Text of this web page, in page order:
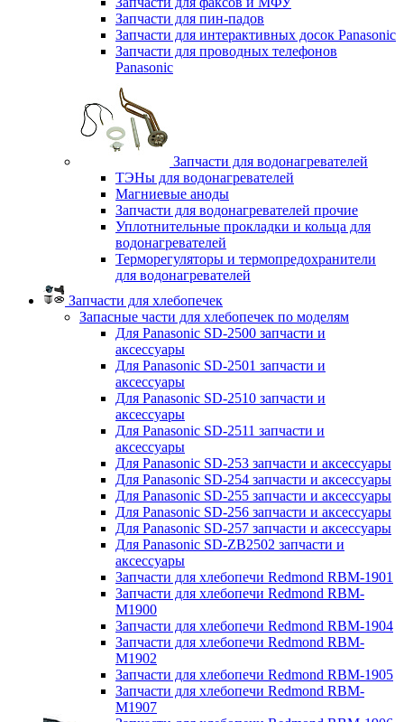
Запчасти для пин-падов
Запчасти для интерактивных досок Panasonic
Запчасти для проводных телефонов
Panasonic
Запчасти для водонагревателей
ТЭНы для водонагревателей
Магниевые аноды
Запчасти для водонагревателей прочие
Уплотнительные прокладки и кольца для
водонагревателей
Терморегуляторы и термопредохранители
для водонагревателей
Запчасти для хлебопечек
Запасные части для хлебопечек по моделям
Для Panasonic SD-2500 запчасти и
аксессуары
Для Panasonic SD-2501 запчасти и
аксессуары
Для Panasonic SD-2510 запчасти и
аксессуары
Для Panasonic SD-2511 запчасти и
аксессуары
Для Panasonic SD-253 запчасти и аксессуары
Для Panasonic SD-254 запчасти и аксессуары
Для Panasonic SD-255 запчасти и аксессуары
Для Panasonic SD-256 запчасти и аксессуары
Для Panasonic SD-257 запчасти и аксессуары
Для Panasonic SD-ZB2502 запчасти и
аксессуары
Запчасти для хлебопечи Redmond RBM-1901
Запчасти для хлебопечи Redmond RBM-
M1900
Запчасти для хлебопечи Redmond RBM-1904
Запчасти для хлебопечи Redmond RBM-
M1902
Запчасти для хлебопечи Redmond RBM-1905
Запчасти для хлебопечи Redmond RBM-
M1907